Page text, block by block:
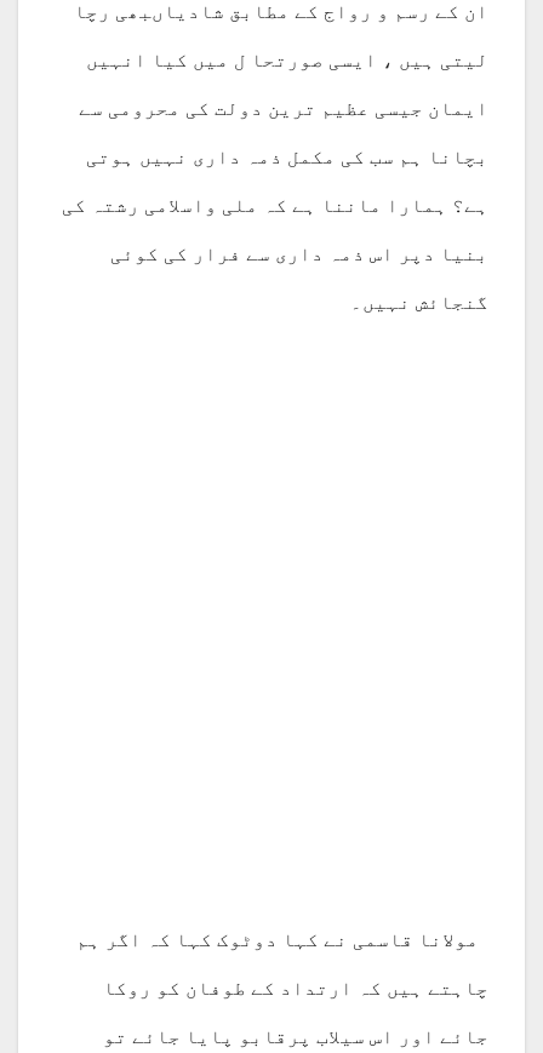
ان کے رسم و رواج کے مطابق شادیاںبھی رچا
لیتی ہیں ، ایسی صورتحا ل میں کیا انہیں
ایمان جیسی عظیم ترین دولت کی محرومی سے
بچانا ہم سب کی مکمل ذمہ داری نہیں ہوتی
ہے؟ ہمارا ماننا ہے کہ ملی واسلامی رشتہ کی
بنیا دپر اس ذمہ داری سے فرار کی کوئی
گنجائش نہیں۔
مولانا قاسمی نے کہا دوٹوک کہا کہ اگر ہم
چاہتے ہیں کہ ارتداد کے طوفان کو روکا
جائے اور اس سیلاب پرقابو پایا جائے تو